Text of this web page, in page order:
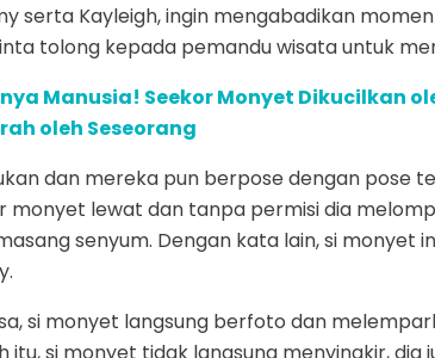
serta Kayleigh, ingin mengabadikan
tolong kepada pemandu wisata untuk
Manusia! Seekor Monyet Dikucilkan
oleh Seseorang
dan mereka pun berpose dengan pose
monyet lewat dan tanpa permisi dia
senyum. Dengan kata lain, si monyet
si monyet langsung berfoto dan